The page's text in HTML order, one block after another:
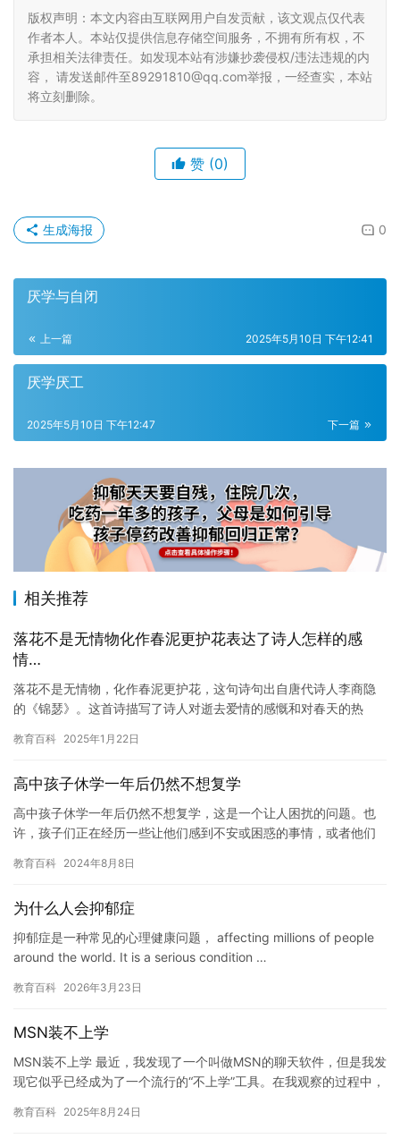
版权声明：本文内容由互联网用户自发贡献，该文观点仅代表
作者本人。本站仅提供信息存储空间服务，不拥有所有权，不
承担相关法律责任。如发现本站有涉嫌抄袭侵权/违法违规的内
容， 请发送邮件至89291810@qq.com举报，一经查实，本站
将立刻删除。
赞 (0)
0
生成海报
厌学与自闭
上一篇 2025年5月10日 下午12:41
厌学厌工
下一篇
2025年5月10日 下午12:47
相关推荐
落花不是无情物化作春泥更护花表达了诗人怎样的感
情…
落花不是无情物，化作春泥更护花，这句诗句出自唐代诗人李商隐
的《锦瑟》。这首诗描写了诗人对逝去爱情的感慨和对春天的热
人描绘…
教育百科 2025年1月22日
高中孩子休学一年后仍然不想复学
高中孩子休学一年后仍然不想复学，这是一个让人困扰的问题。也
许，孩子们正在经历一些让他们感到不安或困惑的事情，或者他们
年仍然…
教育百科 2024年8月8日
为什么人会抑郁症
抑郁症是一种常见的心理健康问题， affecting millions of people
around the world. It is a serious condition …
教育百科 2026年3月23日
MSN装不上学
MSN装不上学 最近，我发现了一个叫做MSN的聊天软件，但是我发
现它似乎已经成为了一个流行的“不上学”工具。在我观察的过程中，
教育百科 2025年8月24日